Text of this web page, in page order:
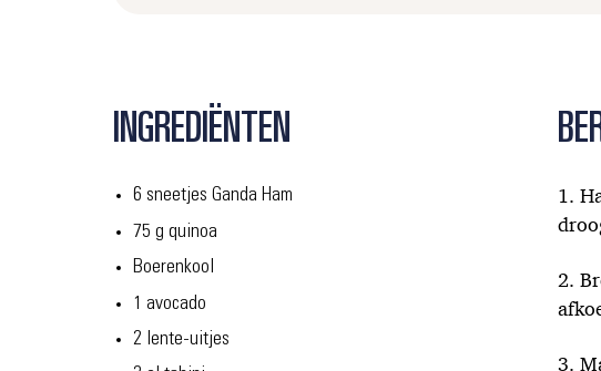
INGREDIËNTEN
6 sneetjes Ganda Ham
75 g quinoa
Boerenkool
1 avocado
2 lente-uitjes